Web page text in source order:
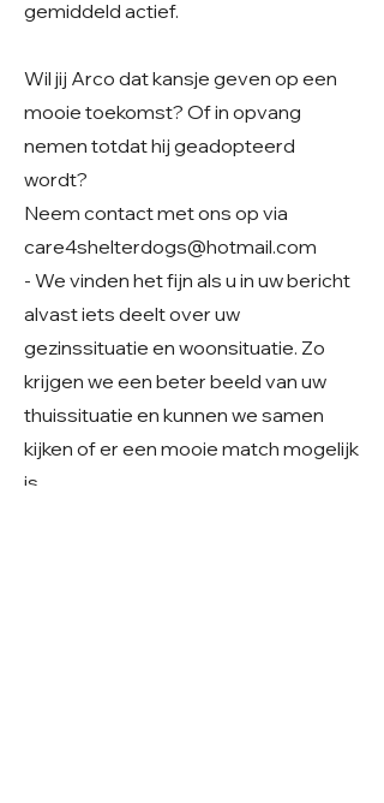
gemiddeld actief.
Wil jij Arco dat kansje geven op een
mooie toekomst? Of in opvang
nemen totdat hij geadopteerd
wordt?
Neem contact met ons op via
care4shelterdogs@hotmail.com
- We vinden het fijn als u in uw bericht
alvast iets deelt over uw
gezinssituatie en woonsituatie. Zo
krijgen we een beter beeld van uw
thuissituatie en kunnen we samen
kijken of er een mooie match mogelijk
is.